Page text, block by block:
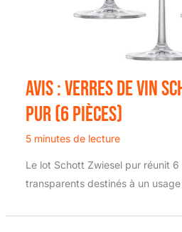
Avis : verres de vin
pur (6 pièces)
5 minutes de lecture
Le lot Schott Zwiesel pur réunit 6
transparents destinés à un